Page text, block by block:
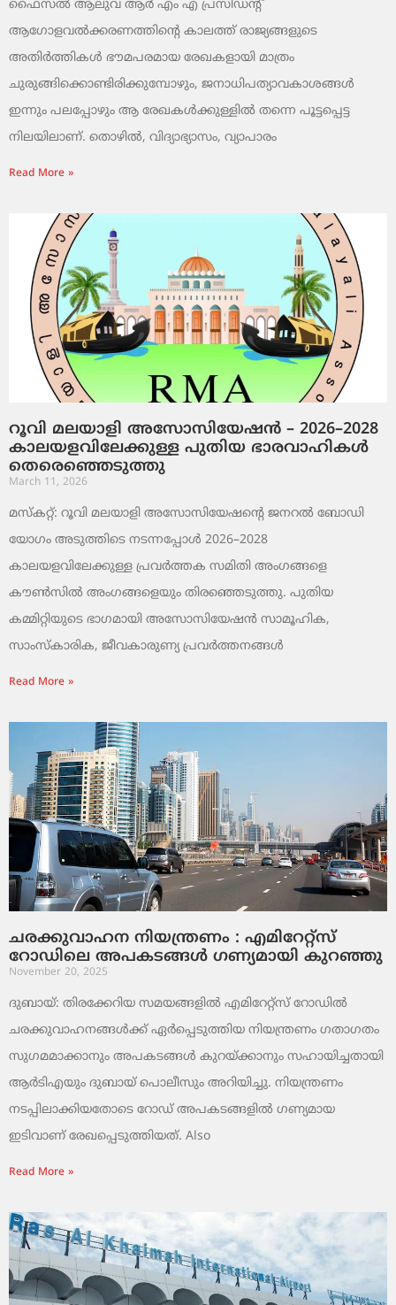
ഫൈസൽ ആലുവ ആർ എം എ പ്രസിഡന്റ്
ആഗോളവൽക്കരണത്തിന്റെ കാലത്ത് രാജ്യങ്ങളുടെ
അതിർത്തികൾ ഭൗമപരമായ രേഖകളായി മാത്രം
ചുരുങ്ങിക്കൊണ്ടിരിക്കുമ്പോഴും, ജനാധിപത്യാവകാശങ്ങൾ
ഇന്നും പലപ്പോഴും ആ രേഖകൾക്കുള്ളിൽ തന്നെ പൂട്ടപ്പെട്ട
നിലയിലാണ്. തൊഴിൽ, വിദ്യാഭ്യാസം, വ്യാപാരം
Read More »
റൂവി മലയാളി അസോസിയേഷൻ – 2026–2028
കാലയളവിലേക്കുള്ള പുതിയ ഭാരവാഹികൾ
തെരെഞ്ഞെടുത്തു
March 11, 2026
മസ്കറ്റ്: റൂവി മലയാളി അസോസിയേഷന്റെ ജനറൽ ബോഡി
യോഗം അടുത്തിടെ നടന്നപ്പോൾ 2026–2028
കാലയളവിലേക്കുള്ള പ്രവർത്തക സമിതി അംഗങ്ങളെ
കൗൺസിൽ അംഗങ്ങളെയും തിരഞ്ഞെടുത്തു. പുതിയ
കമ്മിറ്റിയുടെ ഭാഗമായി അസോസിയേഷൻ സാമൂഹിക,
സാംസ്‌കാരിക, ജീവകാരുണ്യ പ്രവർത്തനങ്ങൾ
Read More »
ചരക്കുവാഹന നിയന്ത്രണം : എമിറേറ്റ്സ്
റോഡിലെ അപകടങ്ങൾ ഗണ്യമായി കുറഞ്ഞു
November 20, 2025
ദുബായ്: തിരക്കേറിയ സമയങ്ങളിൽ എമിറേറ്റ്സ് റോഡിൽ
ചരക്കുവാഹനങ്ങൾക്ക് ഏർപ്പെടുത്തിയ നിയന്ത്രണം ഗതാഗതം
സുഗമമാക്കാനും അപകടങ്ങൾ കുറയ്ക്കാനും സഹായിച്ചതായി
ആർടിഎയും ദുബായ് പൊലീസും അറിയിച്ചു. നിയന്ത്രണം
നടപ്പിലാക്കിയതോടെ റോഡ് അപകടങ്ങളിൽ ഗണ്യമായ
ഇടിവാണ് രേഖപ്പെടുത്തിയത്. Also
Read More »